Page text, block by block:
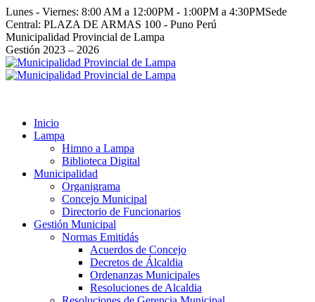
Saltar
al
contenido
Lunes - Viernes: 8:00 AM a 12:00PM - 1:00PM a 4:30PMSede
Central: PLAZA DE ARMAS 100 - Puno Perú
Facebook
page
opens
in
Instagram
page
opens
in
YouTube
page
opens
in
Twitter
page
opens
in
Municipalidad Provincial de Lampa
Gestión 2023 – 2026
Inicio
Lampa
Himno a Lampa
Biblioteca Digital
Municipalidad
Organigrama
Concejo Municipal
Directorio de Funcionarios
Gestión Municipal
Normas Emitidás
Acuerdos de Concejo
Decretos de Álcaldia
Ordenanzas Municipales
Resoluciones de Alcaldia